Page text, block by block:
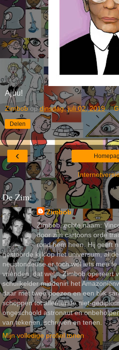
Ajuu!
Zimbob opdinsdag, juli 02, 2019
Delen
‹
De Zim:
Zimbob
Zimbob, echte naam:
door zijn cartoons orde
rond hem heen. Hij geeft
gestoorde kijk op het universum, al
neustondeuse er toch wel iets mee
vrienden, dat wel... Zimbob opereert
schuilkelder middenin het
daar met twee poezen en een blik
schoppen tot allereerste niet-
ongeschoold astronaut en
van tekenen, schrijven en tenen.
Mijn volledige profiel tonen